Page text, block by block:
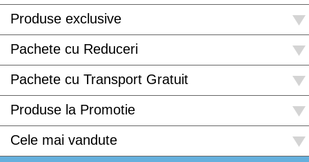
Produse exclusive
Pachete cu Reduceri
Pachete cu Transport Gratuit
Produse la Promotie
Cele mai vandute